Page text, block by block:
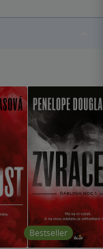
Bestseller